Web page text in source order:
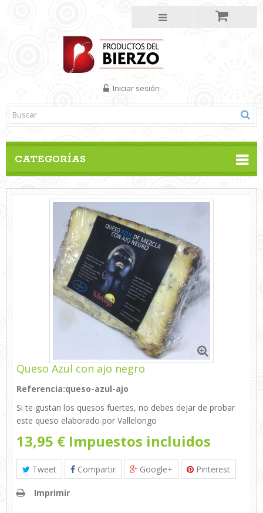
CATEGORÍAS
Iniciar sesión
Queso Azul con ajo negro
Referencia:queso-azul-ajo
Si te gustan los quesos fuertes, no debes dejar de probar
este queso elaborado por Vallelongo
13,95 € Impuestos incluidos
Tweet Compartir Google+ Pinterest
Imprimir